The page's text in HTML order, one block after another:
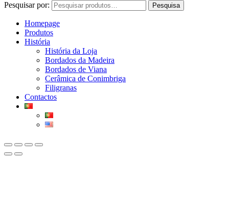
Pesquisar por: Pesquisa
Homepage
Produtos
História
História da Loja
Bordados da Madeira
Bordados de Viana
Cerâmica de Conimbriga
Filigranas
Contactos